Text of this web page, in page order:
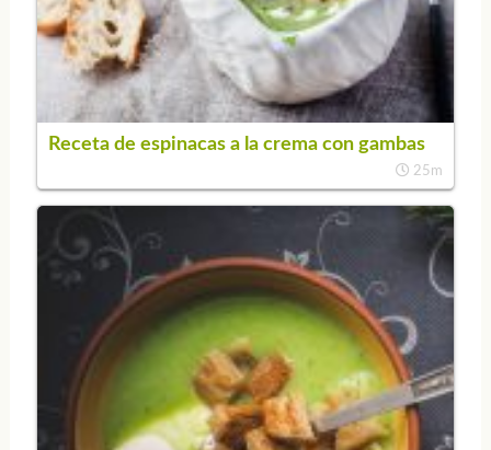
Receta de espinacas a la crema con gambas
25m